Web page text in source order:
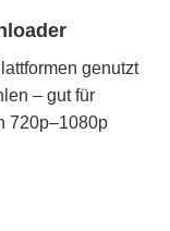
genutzt
– gut für
720p–1080p